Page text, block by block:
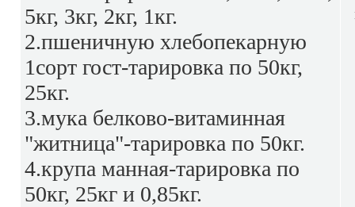
5кг, 3кг, 2кг, 1кг.
2.пшеничную хлебопекарную
1сорт гост-тарировка по 50кг,
25кг.
3.мука белково-витаминная
"житница"-тарировка по 50кг.
4.крупа манная-тарировка по
50кг, 25кг и 0,85кг.